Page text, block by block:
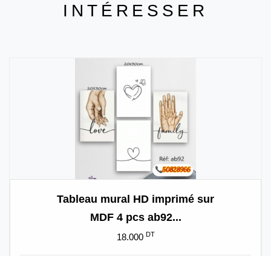
INTÉRESSER
Tableau mural HD imprimé sur
MDF 4 pcs ab92...
18.000 DT